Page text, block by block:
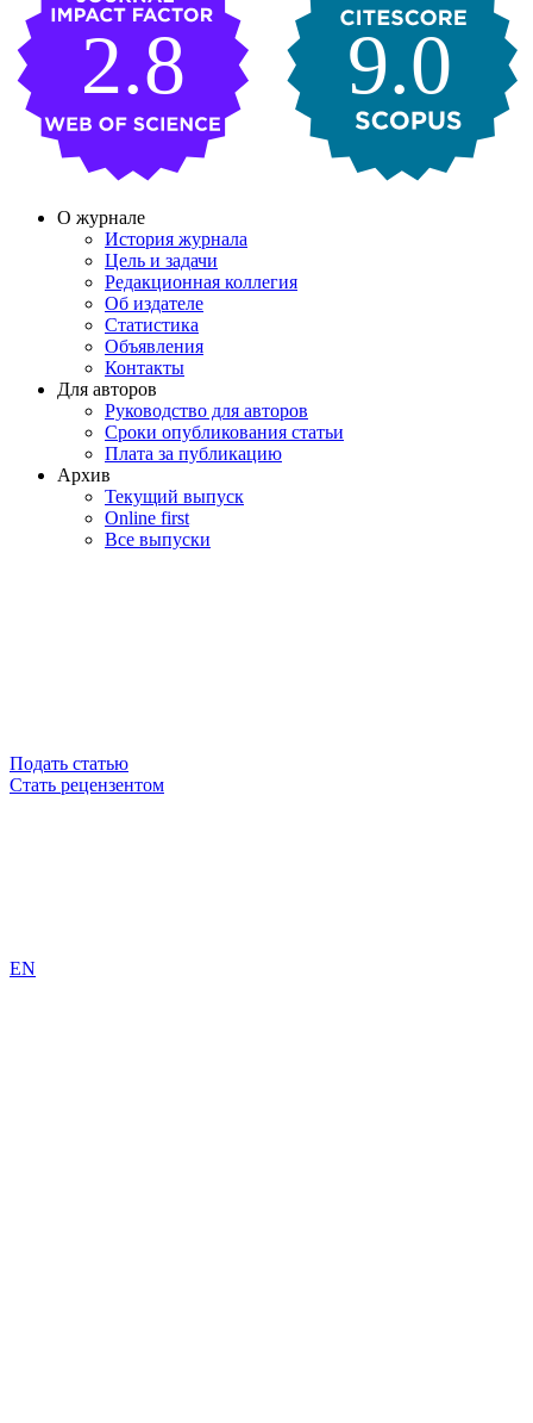
9.0
2.8
О журнале
История журнала
Цель и задачи
Редакционная коллегия
Об издателе
Статистика
Объявления
Контакты
Для авторов
Руководство для авторов
Сроки опубликования статьи
Плата за публикацию
Архив
Текущий выпуск
Online first
Все выпуски
Подать статью
Стать рецензентом
EN